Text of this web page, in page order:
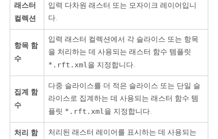
래스터
컬렉션
입력 다차원 래스터 또는 모자이크 레이어입니
다.
항목 함
수
입력 래스터 컬렉션에서 각 슬라이스 또는 항목
을 처리하는 데 사용되는 래스터 함수 템플릿
*.rft.xml을 지정합니다.
집계 함
수
다중 슬라이스를 더 적은 슬라이스 또는 단일 슬
라이스로 집계하는 데 사용되는 래스터 함수 템
플릿 *.rft.xml을 지정합니다.
처리 함
처리된 래스터 레이어를 표시하는 데 사용되는